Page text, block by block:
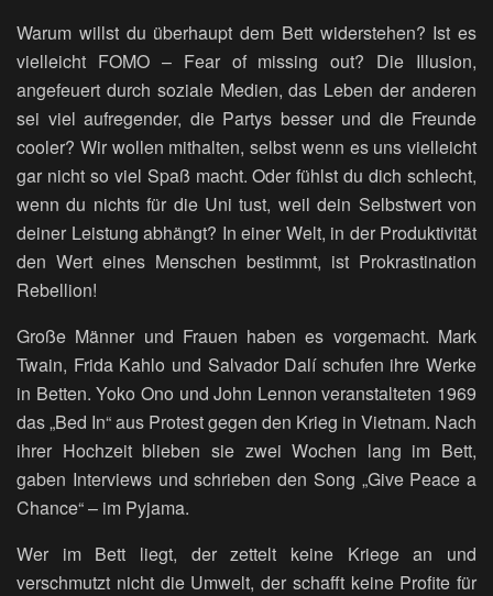
Warum willst du überhaupt dem Bett widerstehen? Ist es
vielleicht FOMO – Fear of missing out? Die Illusion,
angefeuert durch soziale Medien, das Leben der anderen
sei viel aufregender, die Partys besser und die Freunde
cooler? Wir wollen mithalten, selbst wenn es uns vielleicht
gar nicht so viel Spaß macht. Oder fühlst du dich schlecht,
wenn du nichts für die Uni tust, weil dein Selbstwert von
deiner Leistung abhängt? In einer Welt, in der Produktivität
den Wert eines Menschen bestimmt, ist Prokrastination
Rebellion!
Große Männer und Frauen haben es vorgemacht. Mark
Twain, Frida Kahlo und Salvador Dalí schufen ihre Werke
in Betten. Yoko Ono und John Lennon veranstalteten 1969
das „Bed In“ aus Protest gegen den Krieg in Vietnam. Nach
ihrer Hochzeit blieben sie zwei Wochen lang im Bett,
gaben Interviews und schrieben den Song „Give Peace a
Chance“ – im Pyjama.
Wer im Bett liegt, der zettelt keine Kriege an und
verschmutzt nicht die Umwelt, der schafft keine Profite für